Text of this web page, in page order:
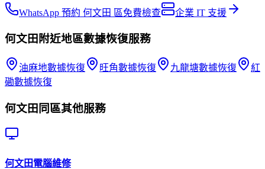
WhatsApp 預約 何文田 區免費檢查 企業 IT 支援
何文田 附近地區數據恢復服務
油麻地數據恢復 旺角數據恢復 九龍塘數據恢復
紅
磡數據恢復
何文田 同區其他服務
何文田電腦維修